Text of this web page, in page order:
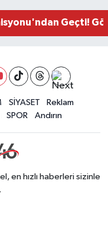
Geçti!
Saldırısı TBMM
Maraş Eğitim
İçin Su Seferberliği
Yolda Sıcak
SİYASET
Reklam
SPOR Andırın
en hızlı haberleri sizinle